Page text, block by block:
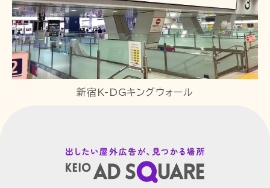
新宿K-DGキングウォール